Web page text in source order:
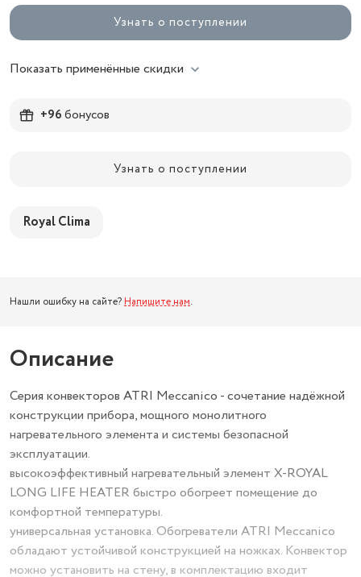
Узнать о поступлении
Показать применённые скидки
+96бонусов
Узнать о поступлении
Royal Clima
Нашли ошибку на сайте? Напишите нам.
Описание
Серия конвекторов ATRI Meccanico - сочетание надёжной
конструкции прибора, мощного монолитного
нагревательного элемента и системы безопасной
эксплуатации.
высокоэффективный нагревательный элемент X-ROYAL
LONG LIFE HEATER быстро обогреет помещение до
комфортной температуры.
универсальная установка. Обогреватели ATRI Meccanico
обладают устойчивой конструкцией на ножках. Конвектор
можно установить на стену, в комплектацию входит